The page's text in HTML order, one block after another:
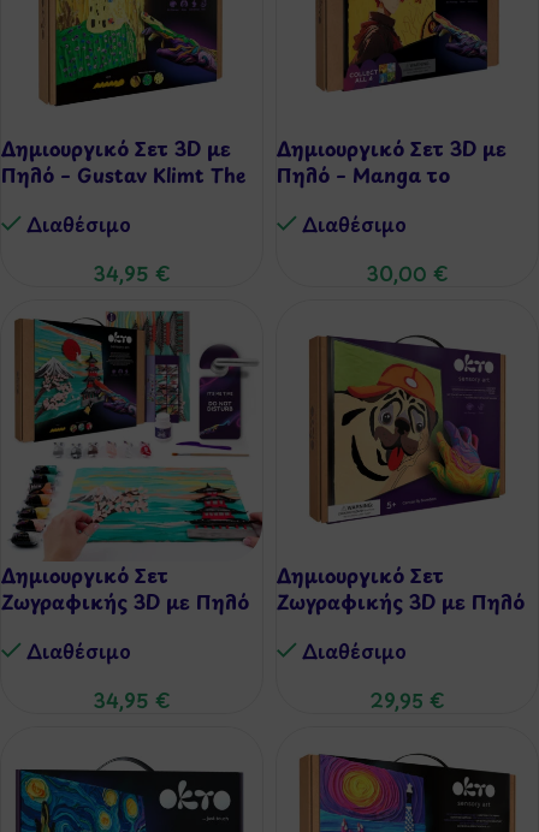
Δημιουργικό Σετ 3D με
Πηλό – Gustav Klimt The
Διαθέσιμo
34,95 €
Δημιουργικό Σετ 3D με
Πηλό – Manga το
Διαθέσιμo
30,00 €
Δημιουργικό Σετ
Ζωγραφικής 3D με Πηλό
Διαθέσιμo
34,95 €
Δημιουργικό Σετ
Ζωγραφικής 3D με Πηλό
Διαθέσιμo
29,95 €